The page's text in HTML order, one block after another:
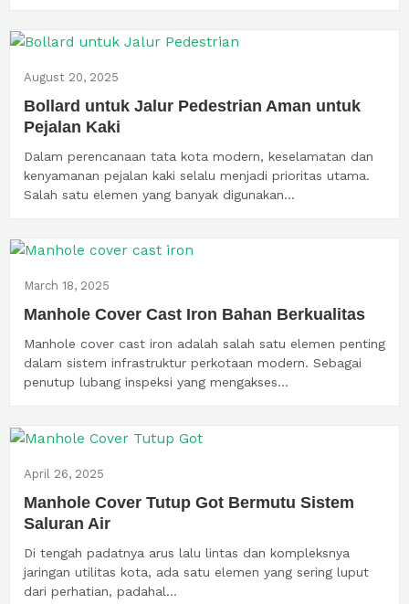
August 20, 2025
Bollard untuk Jalur Pedestrian Aman untuk
Pejalan Kaki
Dalam perencanaan tata kota modern, keselamatan dan
kenyamanan pejalan kaki selalu menjadi prioritas utama.
Salah satu elemen yang banyak digunakan...
March 18, 2025
Manhole Cover Cast Iron Bahan Berkualitas
Manhole cover cast iron adalah salah satu elemen penting
dalam sistem infrastruktur perkotaan modern. Sebagai
penutup lubang inspeksi yang mengakses...
April 26, 2025
Manhole Cover Tutup Got Bermutu Sistem
Saluran Air
Di tengah padatnya arus lalu lintas dan kompleksnya
jaringan utilitas kota, ada satu elemen yang sering luput
dari perhatian, padahal...